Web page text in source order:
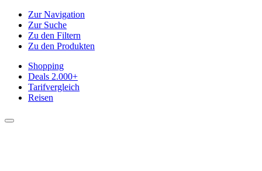
Zur Navigation
Zur Suche
Zu den Filtern
Zu den Produkten
Shopping
Deals 2.000+
Tarifvergleich
Reisen